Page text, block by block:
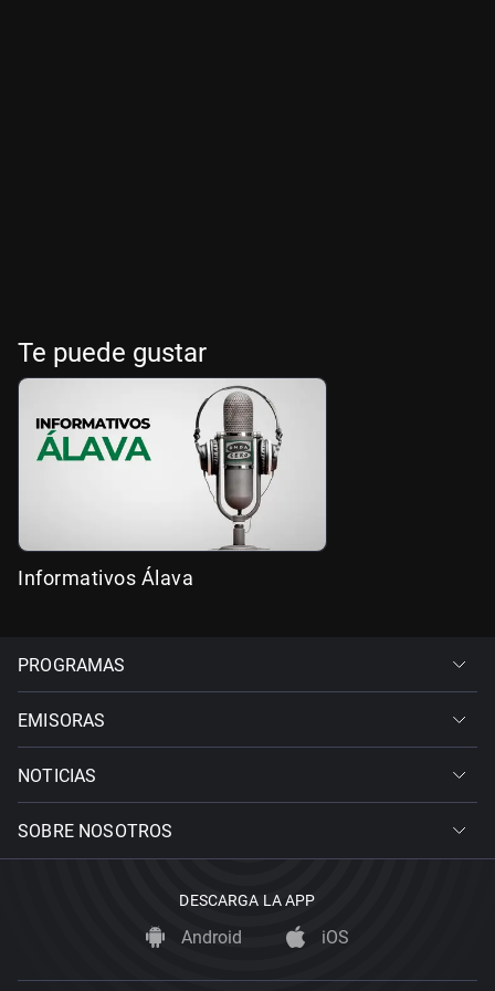
Te puede gustar
Informativos Álava
PROGRAMAS
EMISORAS
NOTICIAS
SOBRE NOSOTROS
DESCARGA LA APP
Android iOS